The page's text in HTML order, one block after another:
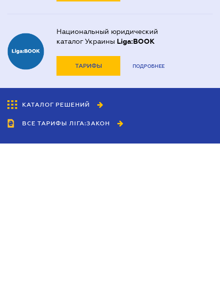
Национальный юридический
каталог Украины Liga:BOOK
ТАРИФЫ ПОДРОБНЕЕ
КАТАЛОГ РЕШЕНИЙ
ВСЕ ТАРИФЫ ЛІГА:ЗАКОН